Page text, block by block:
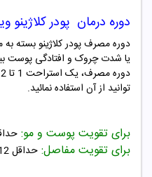
دوره درمان پودر کلاژینو
دوره مصرف پودر کلاژینو بسته
توانید از آن استفاده نمائید.
برای تقویت پوست و مو: حداقل 8
برای تقویت مفاصل: حداقل 12 هفته